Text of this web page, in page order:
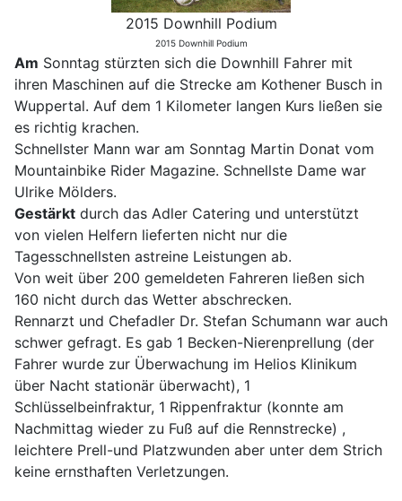
2015 Downhill Podium
2015 Downhill Podium
Am Sonntag stürzten sich die Downhill Fahrer mit
ihren Maschinen auf die Strecke am Kothener Busch in
Wuppertal. Auf dem 1 Kilometer langen Kurs ließen sie
es richtig krachen.
Schnellster Mann war am Sonntag Martin Donat vom
Mountainbike Rider Magazine. Schnellste Dame war
Ulrike Mölders.
Gestärkt durch das Adler Catering und unterstützt
von vielen Helfern lieferten nicht nur die
Tagesschnellsten astreine Leistungen ab.
Von weit über 200 gemeldeten Fahreren ließen sich
160 nicht durch das Wetter abschrecken.
Rennarzt und Chefadler Dr. Stefan Schumann war auch
schwer gefragt. Es gab 1 Becken-Nierenprellung (der
Fahrer wurde zur Überwachung im Helios Klinikum
über Nacht stationär überwacht), 1
Schlüsselbeinfraktur, 1 Rippenfraktur (konnte am
Nachmittag wieder zu Fuß auf die Rennstrecke) ,
leichtere Prell-und Platzwunden aber unter dem Strich
keine ernsthaften Verletzungen.